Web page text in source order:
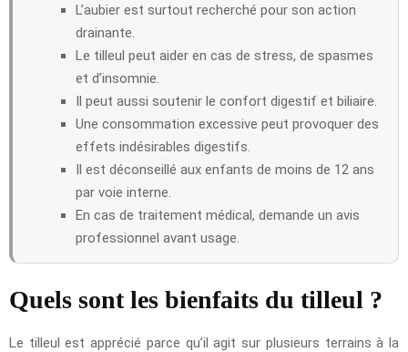
L’aubier est surtout recherché pour son action
drainante.
Le tilleul peut aider en cas de stress, de spasmes
et d’insomnie.
Il peut aussi soutenir le confort digestif et biliaire.
Une consommation excessive peut provoquer des
effets indésirables digestifs.
Il est déconseillé aux enfants de moins de 12 ans
par voie interne.
En cas de traitement médical, demande un avis
professionnel avant usage.
Quels sont les bienfaits du tilleul ?
Le tilleul est apprécié parce qu’il agit sur plusieurs terrains à la